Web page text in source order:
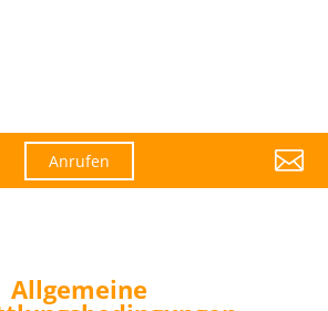
Anrufen 
Allgemeine